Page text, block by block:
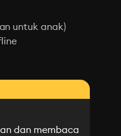
untuk anak)
dan membaca